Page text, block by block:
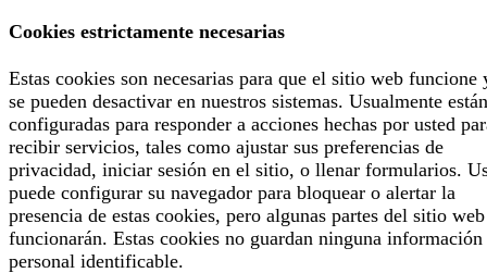
Cookies estrictamente necesarias
Estas cookies son necesarias para que el sitio web funcione
se pueden desactivar en nuestros sistemas. Usualmente están
configuradas para responder a acciones hechas por usted
recibir servicios, tales como ajustar sus preferencias de
privacidad, iniciar sesión en el sitio, o llenar formularios.
puede configurar su navegador para bloquear o alertar la
presencia de estas cookies, pero algunas partes del sitio
funcionarán. Estas cookies no guardan ninguna información
personal identificable.